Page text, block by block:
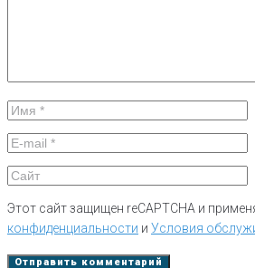
Этот сайт защищен reCAPTCHA и
конфиденциальности и Условия